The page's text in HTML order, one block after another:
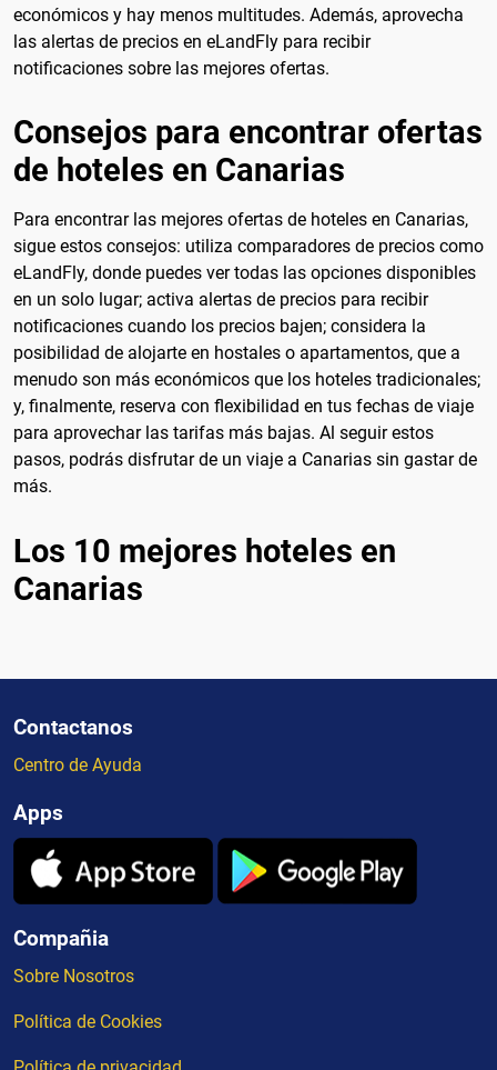
económicos y hay menos multitudes. Además, aprovecha
las alertas de precios en eLandFly para recibir
notificaciones sobre las mejores ofertas.
Consejos para encontrar ofertas
de hoteles en Canarias
Para encontrar las mejores ofertas de hoteles en Canarias,
sigue estos consejos: utiliza comparadores de precios como
eLandFly, donde puedes ver todas las opciones disponibles
en un solo lugar; activa alertas de precios para recibir
notificaciones cuando los precios bajen; considera la
posibilidad de alojarte en hostales o apartamentos, que a
menudo son más económicos que los hoteles tradicionales;
y, finalmente, reserva con flexibilidad en tus fechas de viaje
para aprovechar las tarifas más bajas. Al seguir estos
pasos, podrás disfrutar de un viaje a Canarias sin gastar de
más.
Los 10 mejores hoteles en
Canarias
Contactanos
Centro de Ayuda
Apps
Compañia
Sobre Nosotros
Política de Cookies